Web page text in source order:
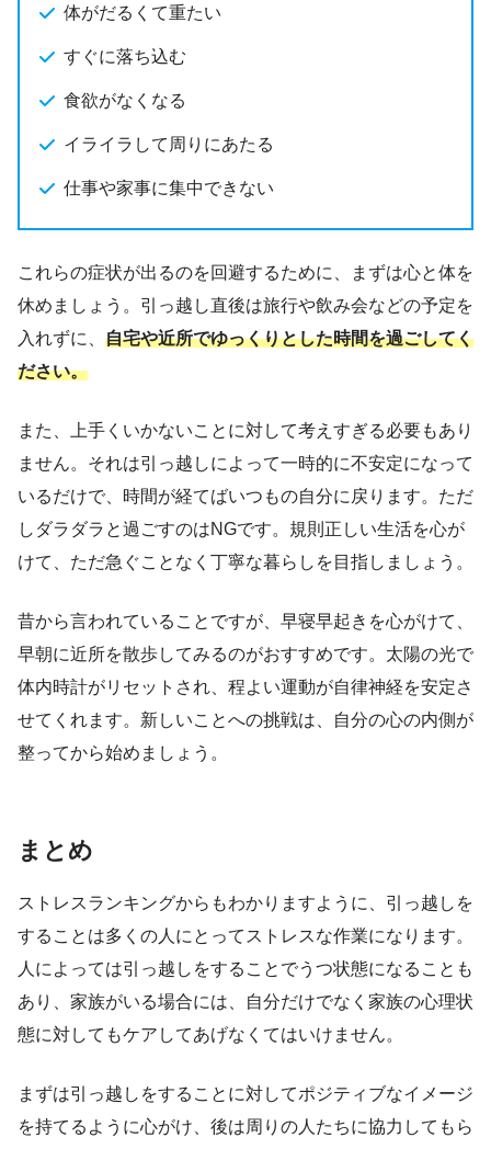
体がだるくて重たい
すぐに落ち込む
食欲がなくなる
イライラして周りにあたる
仕事や家事に集中できない
これらの症状が出るのを回避するために、まずは心と体を
休めましょう。引っ越し直後は旅行や飲み会などの予定を
入れずに、 自宅や近所でゆっくりとした時間を過ごしてく
ださい。
また、上手くいかないことに対して考えすぎる必要もあり
ません。それは引っ越しによって一時的に不安定になって
いるだけで、時間が経てばいつもの自分に戻ります。ただ
しダラダラと過ごすのはNGです。規則正しい生活を心が
けて、ただ急ぐことなく丁寧な暮らしを目指しましょう。
昔から言われていることですが、早寝早起きを心がけて、
早朝に近所を散歩してみるのがおすすめです。太陽の光で
体内時計がリセットされ、程よい運動が自律神経を安定さ
せてくれます。新しいことへの挑戦は、自分の心の内側が
整ってから始めましょう。
まとめ
ストレスランキングからもわかりますように、引っ越しを
することは多くの人にとってストレスな作業になります。
人によっては引っ越しをすることでうつ状態になることも
あり、家族がいる場合には、自分だけでなく家族の心理状
態に対してもケアしてあげなくてはいけません。
まずは引っ越しをすることに対してポジティブなイメージ
を持てるように心がけ、後は周りの人たちに協力してもら